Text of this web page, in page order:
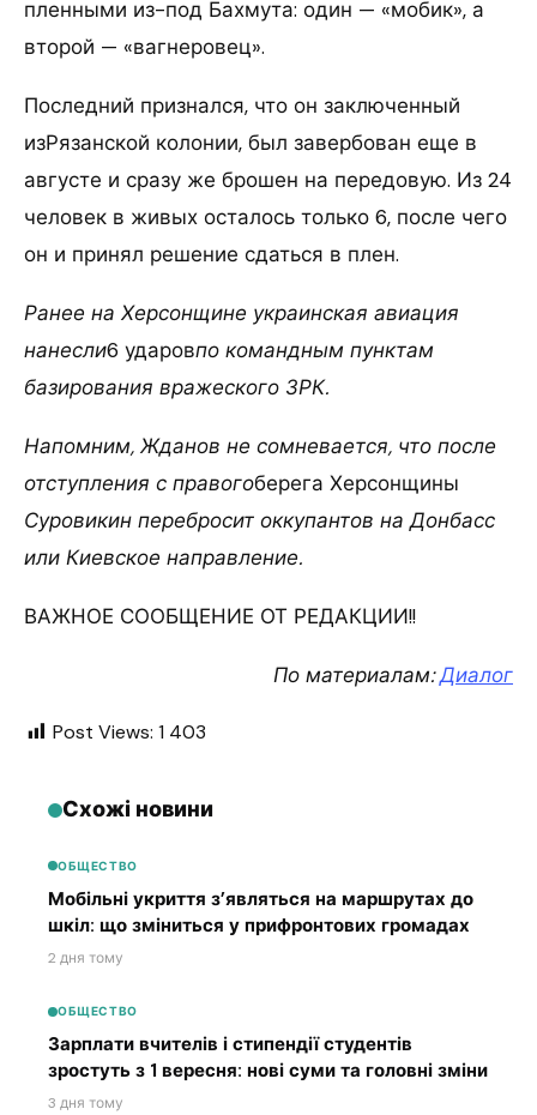
пленными из-под Бахмута: один — «мобик», а
второй — «вагнеровец».
Последний признался, что он заключенный
изРязанской колонии, был завербован еще в
августе и сразу же брошен на передовую. Из 24
человек в живых осталось только 6, после чего
он и принял решение сдаться в плен.
Ранее на Херсонщине украинская авиация
нанесли6 ударовпо командным пунктам
базирования вражеского ЗРК.
Напомним, Жданов не сомневается, что после
отступления с правогоберега Херсонщины
Суровикин перебросит оккупантов на Донбасс
или Киевское направление.
ВАЖНОЕ СООБЩЕНИЕ ОТ РЕДАКЦИИ!!
По материалам:Диалог
Post Views: 1 403
Схожі новини
ОБЩЕСТВО
Мобільні укриття з’являться на маршрутах до
шкіл: що зміниться у прифронтових громадах
2 дня тому
ОБЩЕСТВО
Зарплати вчителів і стипендії студентів
зростуть з 1 вересня: нові суми та головні зміни
3 дня тому